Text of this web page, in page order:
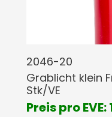
2046-20
Grablicht klein
Stk/VE
Preis pro EVE: